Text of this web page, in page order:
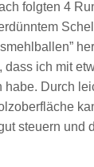
folgten 4
dass ich mit
habe. Durch
steuern und